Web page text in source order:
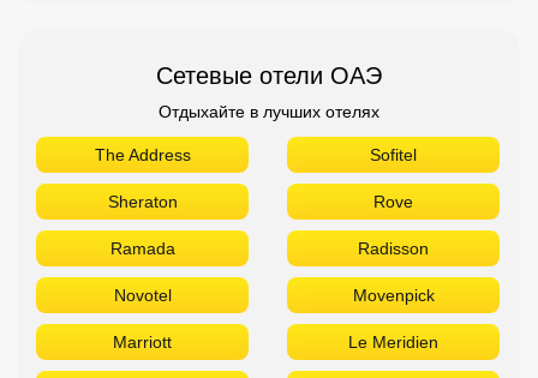
Сетевые отели ОАЭ
Отдыхайте в лучших отелях
The Address Sofitel
Sheraton Rove
Ramada Radisson
Novotel Movenpick
Marriott Le Meridien